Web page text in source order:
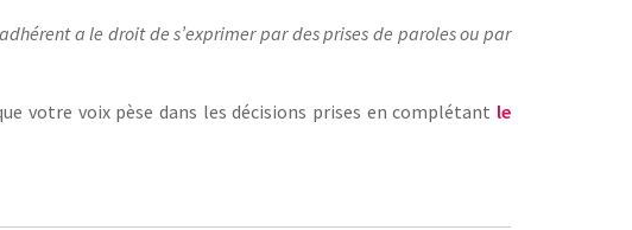
a le droit de s’exprimer par des prises de paroles ou par
votre voix pèse dans les décisions prises en complétant le